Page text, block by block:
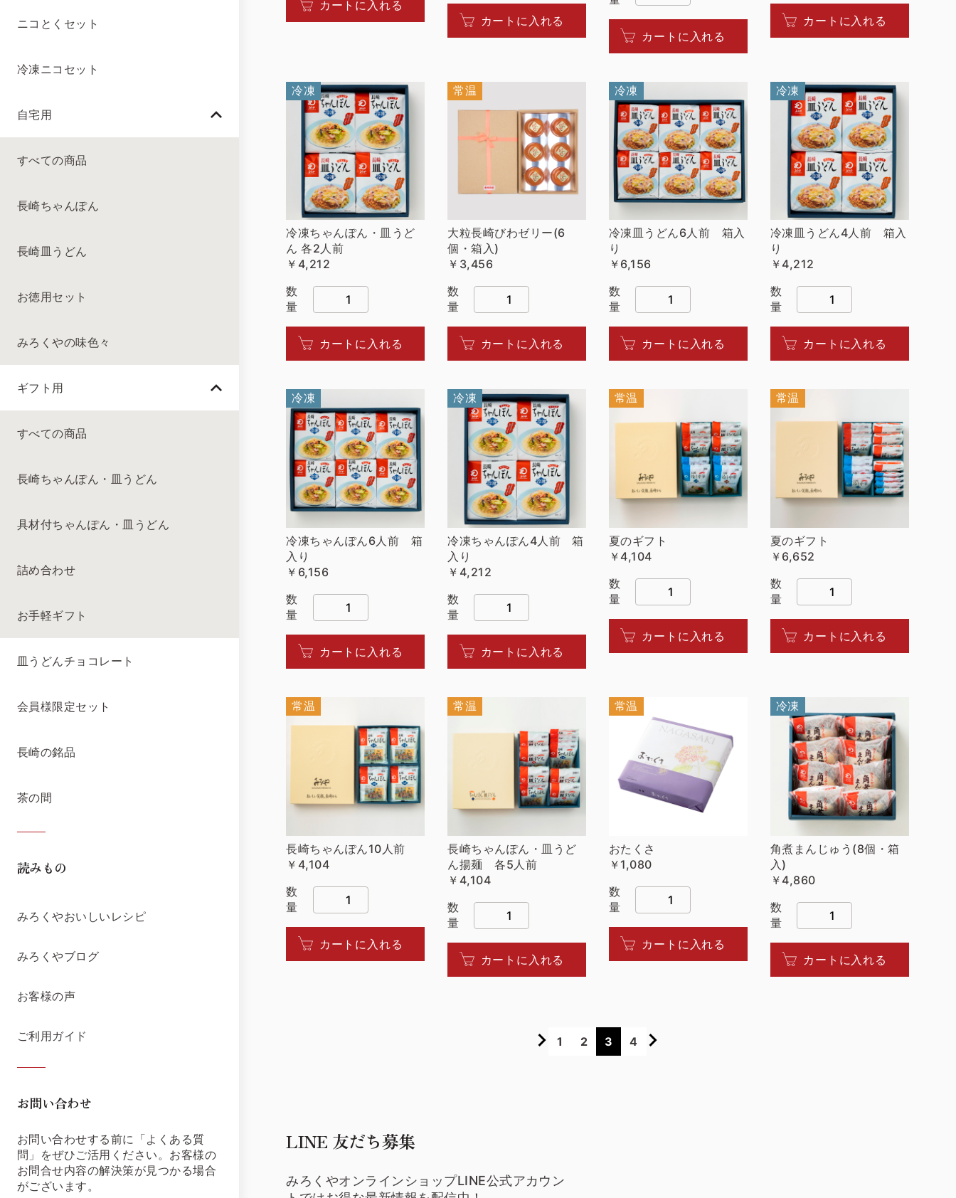
ニコとくセット
冷凍ニコセット
自宅用
すべての商品
長崎ちゃんぽん
長崎皿うどん
お徳用セット
みろくやの味色々
ギフト用
すべての商品
長崎ちゃんぽん・皿うどん
具材付ちゃんぽん・皿うどん
詰め合わせ
お手軽ギフト
皿うどんチョコレート
会員様限定セット
長崎の銘品
茶の間
読みもの
みろくやおいしいレシピ
みろくやブログ
お客様の声
ご利用ガイド
お問い合わせ
お問い合わせする前に「よくある質
問」をぜひご活用ください。お客様の
お問合せ内容の解決策が見つかる場合
がございます。
カートに入れる
カートに入れる
カートに入れる
カートに入れる
冷凍
冷凍ちゃんぽん・皿うど
ん 各2人前
￥4,212
数
量
カートに入れる
常温
大粒長崎びわゼリー(6
個・箱入)
￥3,456
数
量
カートに入れる
冷凍
冷凍皿うどん6人前 箱入
り
￥6,156
数
量
カートに入れる
冷凍
冷凍皿うどん4人前 箱入
り
￥4,212
数
量
カートに入れる
冷凍
冷凍ちゃんぽん6人前 箱
入り
￥6,156
数
量
カートに入れる
冷凍
冷凍ちゃんぽん4人前 箱
入り
￥4,212
数
量
カートに入れる
常温
夏のギフト
￥4,104
数
量
カートに入れる
常温
夏のギフト
￥6,652
数
量
カートに入れる
常温
長崎ちゃんぽん10人前
￥4,104
数
量
カートに入れる
常温
長崎ちゃんぽん・皿うど
ん揚麺 各5人前
￥4,104
数
量
カートに入れる
常温
おたくさ
￥1,080
数
量
カートに入れる
冷凍
角煮まんじゅう(8個・箱
入)
￥4,860
数
量
カートに入れる
1 2 3 4
LINE 友だち募集
みろくやオンラインショップLINE公式アカウン